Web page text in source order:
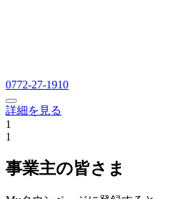
0772-27-1910
詳細を見る
1
1
事業主の皆さま